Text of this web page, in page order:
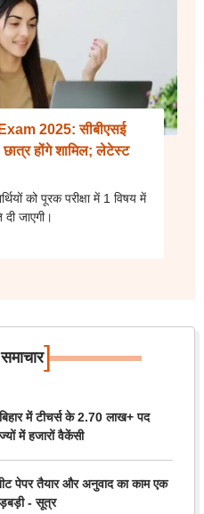
2025: सीबीएसई
छात्र होंगे शामिल; लेटेस्ट
को पूरक परीक्षा में 1 विषय में
जाएगी।
]
में टीचर्स के 2.70 लाख+ पद
में हजारों वैकेंसी
पेपर तैयार और अनुवाद का काम एक
- सूत्र